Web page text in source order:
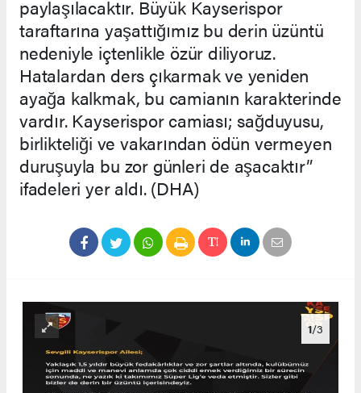
paylaşılacaktır. Büyük Kayserispor
taraftarına yaşattığımız bu derin üzüntü
nedeniyle içtenlikle özür diliyoruz.
Hatalardan ders çıkarmak ve yeniden
ayağa kalkmak, bu camianın karakterinde
vardır. Kayserispor camiası; sağduyusu,
birlikteliği ve vakarından ödün vermeyen
duruşuyla bu zor günleri de aşacaktır”
ifadeleri yer aldı. (DHA)
1/3